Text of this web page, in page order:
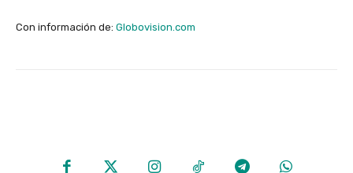
Con información de: Globovision.com